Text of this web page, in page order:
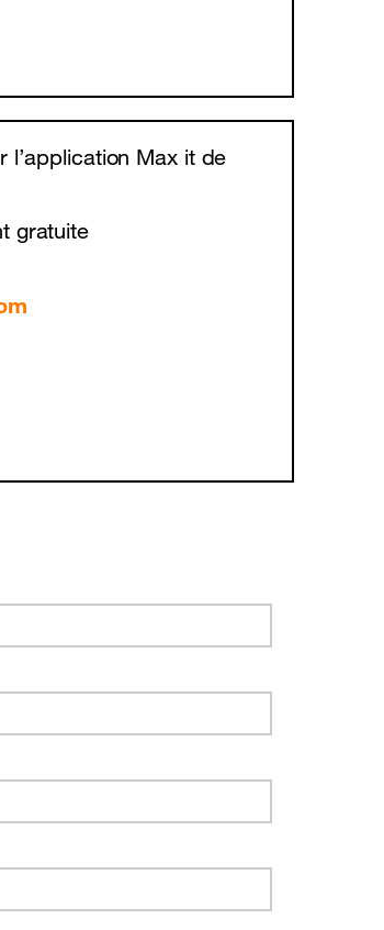
l’application Max it de
gratuite